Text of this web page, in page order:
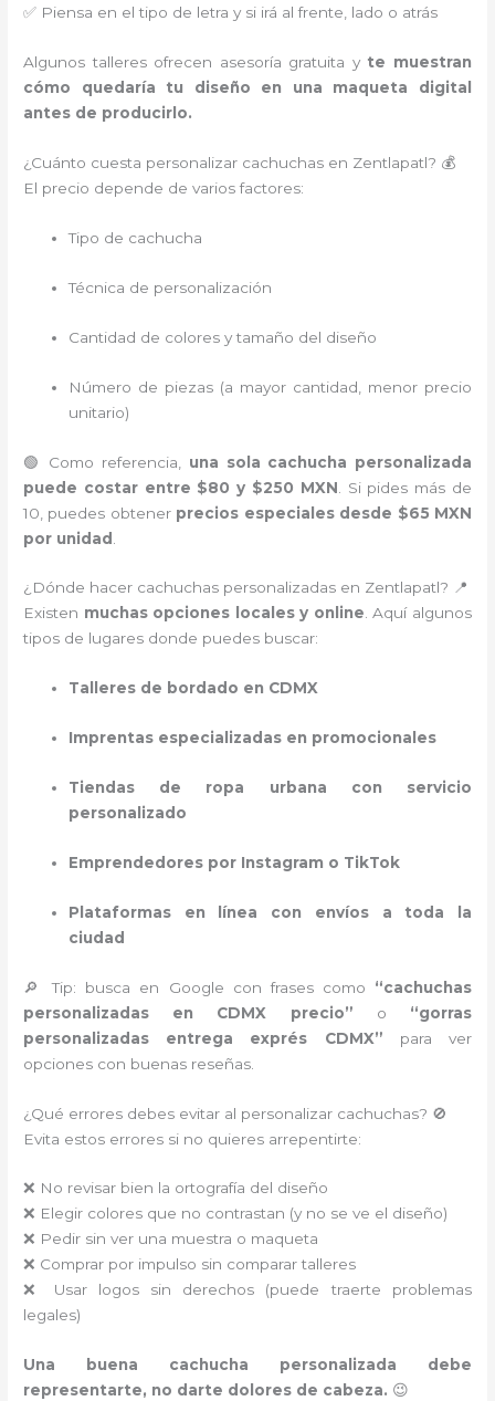
✅ Piensa en el tipo de letra y si irá al frente, lado o atrás
Algunos talleres ofrecen asesoría gratuita y te muestran
cómo quedaría tu diseño en una maqueta digital
antes de producirlo.
¿Cuánto cuesta personalizar cachuchas en Zentlapatl? 💰
El precio depende de varios factores:
Tipo de cachucha
Técnica de personalización
Cantidad de colores y tamaño del diseño
Número de piezas (a mayor cantidad, menor precio
unitario)
🟢 Como referencia, una sola cachucha personalizada
puede costar entre $80 y $250 MXN . Si pides más de
10, puedes obtener precios especiales desde $65 MXN
por unidad
¿Dónde hacer cachuchas personalizadas en Zentlapatl? 📍
Existen muchas opciones locales y online. Aquí algunos
tipos de lugares donde puedes buscar:
Talleres de bordado en CDMX
Imprentas especializadas en promocionales
Tiendas de ropa urbana con servicio
personalizado
Emprendedores por Instagram o TikTok
Plataformas en línea con envíos a toda la
ciudad
🔎 Tip: busca en Google con frases como “cachuchas
personalizadas en CDMX precio” o “gorras
personalizadas entrega exprés CDMX” para ver
opciones con buenas reseñas.
¿Qué errores debes evitar al personalizar cachuchas? 🚫
Evita estos errores si no quieres arrepentirte:
❌ No revisar bien la ortografía del diseño
❌ Elegir colores que no contrastan (y no se ve el diseño)
❌ Pedir sin ver una muestra o maqueta
❌ Comprar por impulso sin comparar talleres
❌ Usar logos sin derechos (puede traerte problemas
legales)
Una buena cachucha personalizada debe
representarte, no darte dolores de cabeza. 😉